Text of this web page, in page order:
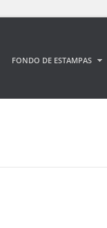
FONDO DE ESTAMPAS